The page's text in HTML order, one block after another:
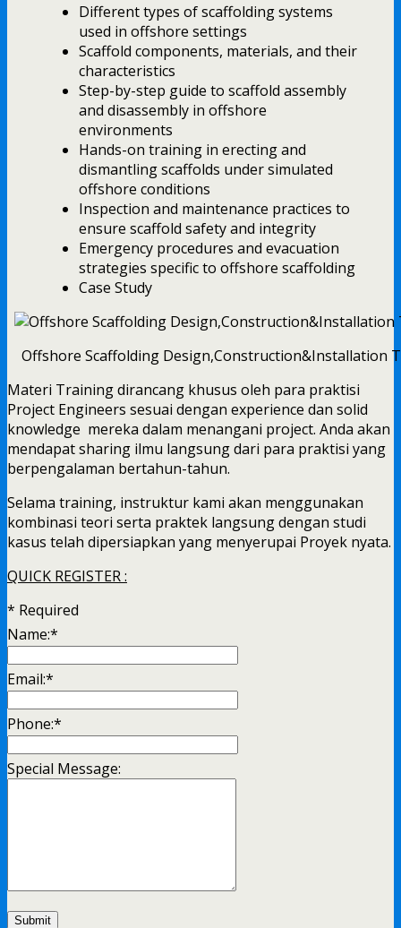
Different types of scaffolding systems
used in offshore settings
Scaffold components, materials, and their
characteristics
Step-by-step guide to scaffold assembly
and disassembly in offshore
environments
Hands-on training in erecting and
dismantling scaffolds under simulated
offshore conditions
Inspection and maintenance practices to
ensure scaffold safety and integrity
Emergency procedures and evacuation
strategies specific to offshore scaffolding
Case Study
Offshore Scaffolding Design,Construction&Installation
Materi Training dirancang khusus oleh para praktisi
Project Engineers sesuai dengan experience dan solid
knowledge mereka dalam menangani project. Anda akan
mendapat sharing ilmu langsung dari para praktisi yang
berpengalaman bertahun-tahun.
Selama training, instruktur kami akan menggunakan
kombinasi teori serta praktek langsung dengan studi
kasus telah dipersiapkan yang menyerupai Proyek nyata.
QUICK REGISTER :
* Required
Name:*
Email:*
Phone:*
Special Message: